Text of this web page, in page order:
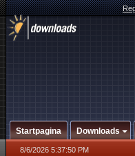
Startpagina Downloads
8/6/2026 5:37:50 PM